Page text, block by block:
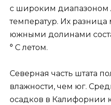
с широким диапазоном
температур. Их
южными долинами
° C летом.
Северная часть штата
влажности, чем юг.
осадков в Калифорнии